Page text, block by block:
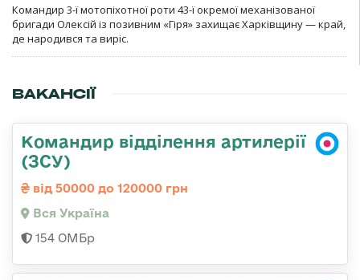
Командир 3-ї мотопіхотної роти 43-ї окремої механізованої
бригади Олексій із позивним «Гіря» захищає Харківщину — край,
де народився та виріс.
ВАКАНСІЇ
Командир відділення артилерії
(ЗСУ)
від 50000 до 120000 грн
Вся Україна
154 ОМБр